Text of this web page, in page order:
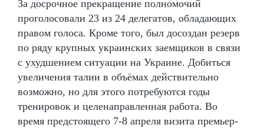
За досрочное прекращение полномочий
проголосовали 23 из 24 делегатов, обладающих
правом голоса. Кроме того, был досоздан резерв
по ряду крупных украинских заемщиков в связи
с ухудшением ситуации на Украине. Добиться
увеличения талии в объёмах действительно
возможно, но для этого потребуются годы
тренировок и целенаправленная работа. Во
время предстоящего 7-8 апреля визита премьер-